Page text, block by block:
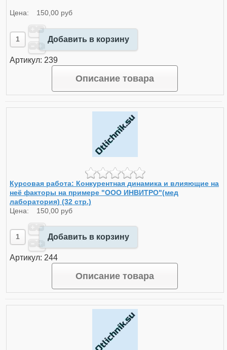
Цена: 150,00 руб
Добавить в корзину
Артикул: 239
Описание товара
Курсовая работа: Конкурентная динамика и влияющие на
неё факторы на примере "ООО ИНВИТРО"(мед
лаборатория) (32 стр.)
Цена: 150,00 руб
Добавить в корзину
Артикул: 244
Описание товара